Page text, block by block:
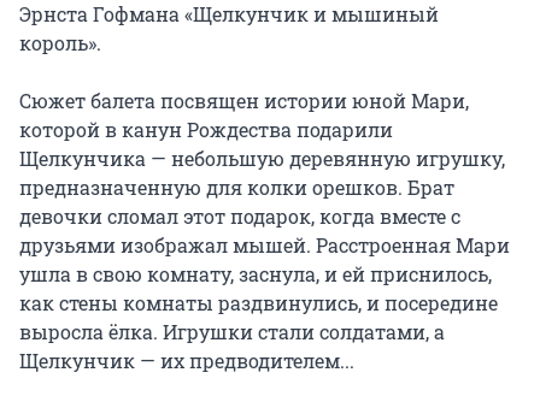
Эрнста Гофмана «Щелкунчик и мышиный
король».
Сюжет балета посвящен истории юной Мари,
которой в канун Рождества подарили
Щелкунчика — небольшую деревянную игрушку,
предназначенную для колки орешков. Брат
девочки сломал этот подарок, когда вместе с
друзьями изображал мышей. Расстроенная Мари
ушла в свою комнату, заснула, и ей приснилось,
как стены комнаты раздвинулись, и посередине
выросла ёлка. Игрушки стали солдатами, а
Щелкунчик — их предводителем...